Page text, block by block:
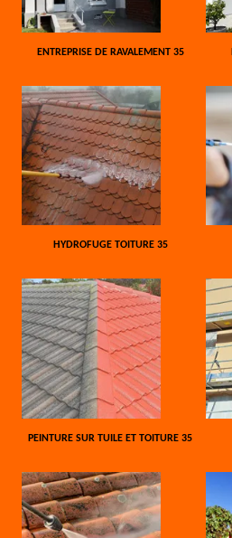
ENTREPRISE DE RAVALEMENT 35
HYDROFUGE TOITURE 35
PEINTURE SUR TUILE ET TOITURE 35